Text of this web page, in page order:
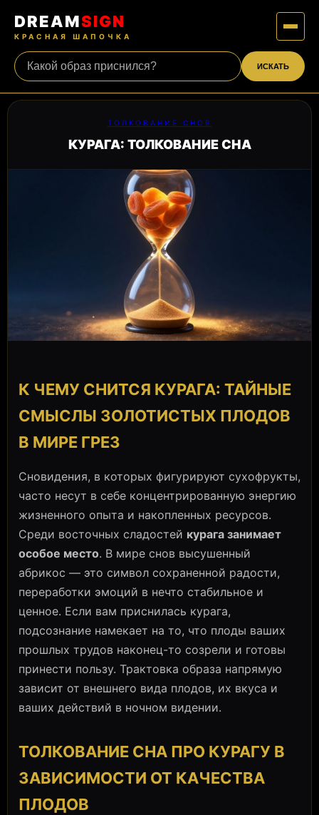
DREAMSIGN
КРАСНАЯ ШАПОЧКА
ИСКАТЬ
ТОЛКОВАНИЕ СНОВ
КУРАГА: ТОЛКОВАНИЕ СНА
К ЧЕМУ СНИТСЯ КУРАГА: ТАЙНЫЕ
СМЫСЛЫ ЗОЛОТИСТЫХ ПЛОДОВ
В МИРЕ ГРЕЗ
Сновидения, в которых фигурируют сухофрукты,
часто несут в себе концентрированную энергию
жизненного опыта и накопленных ресурсов.
Среди восточных сладостей курага занимает
особое место. В мире снов высушенный
абрикос — это символ сохраненной радости,
переработки эмоций в нечто стабильное и
ценное. Если вам приснилась курага,
подсознание намекает на то, что плоды ваших
прошлых трудов наконец-то созрели и готовы
принести пользу. Трактовка образа напрямую
зависит от внешнего вида плодов, их вкуса и
ваших действий в ночном видении.
ТОЛКОВАНИЕ СНА ПРО КУРАГУ В
ЗАВИСИМОСТИ ОТ КАЧЕСТВА
ПЛОДОВ